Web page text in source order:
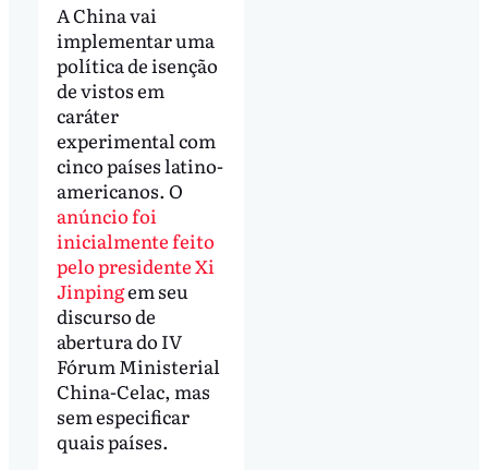
A China vai
implementar uma
política de isenção
de vistos em
caráter
experimental com
cinco países latino-
americanos. O
anúncio foi
inicialmente feito
pelo presidente Xi
Jinpingem seu
discurso de
abertura do IV
Fórum Ministerial
China-Celac, mas
sem especificar
quais países.